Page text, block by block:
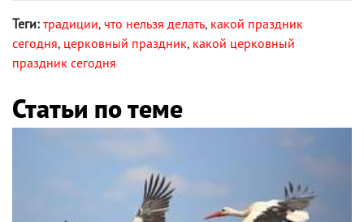
Теги: традиции, что нельзя делать, какой праздник
сегодня, церковный праздник, какой церковный
праздник сегодня
Статьи по теме